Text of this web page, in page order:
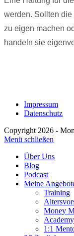
werden. Sollten
zu eigen machen
handeln sie
Impressum
Datenschutz
Copyright 2026 -
Menü schließen
Über Uns
Blog
Podcast
Meine
Training
Money
Academy
1:1